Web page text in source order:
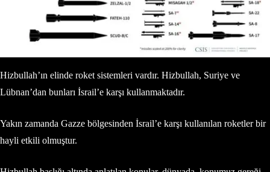
Hizbullah’ın elinde roket sistemleri vardır. Hizbullah, Suriye ve
Lübnan’dan bunları İsrail’e karşı kullanmaktadır.
Yakın zamanda Gazze bölgesinden İsrail’e karşı kullanılan roketler bir
hayli etkili olmuştur.